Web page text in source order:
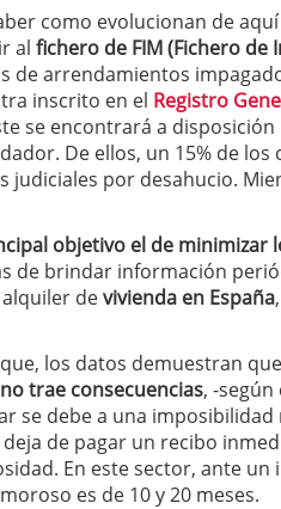
como evolucionan de
al fichero de FIM (Fichero de
de arrendamientos
inscrito en el Registro
se encontrará a
De ellos, un 15% de los
judiciales por desahucio.
objetivo el de minimizar
de brindar información
devivienda en España
los datos demuestran que
trae consecuencias, -
se debe a una
de pagar un recibo
En este sector, ante un
es de 10 y 20 meses.